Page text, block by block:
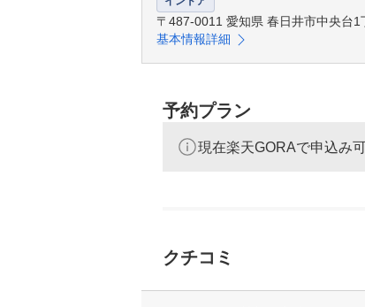
〒487-0011 愛知県 春日井市中央台1
基本情報詳細
予約プラン
現在楽天GORAで申込み
クチコミ